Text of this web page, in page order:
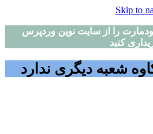
Skip to
را از سایت نوین وردپرس
کنید
شعبه دیگری ندارد